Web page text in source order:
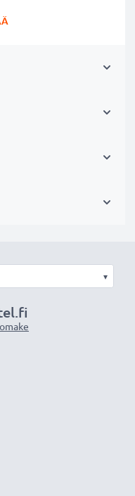
istuvuus
lataa akku
testataan
nyt, 3 vuoden
▾